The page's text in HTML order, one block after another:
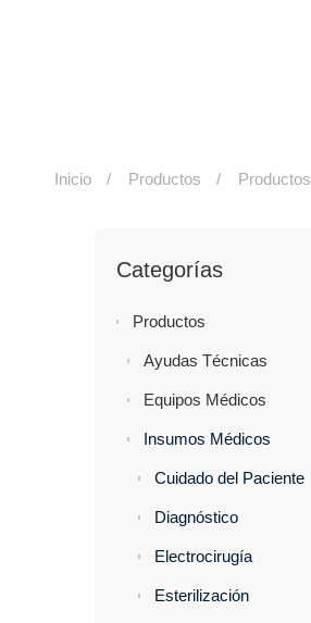
Inicio Productos Productos
Categorías
Productos
Ayudas Técnicas
Equipos Médicos
Insumos Médicos
Cuidado del Paciente
Diagnóstico
Electrocirugía
Esterilización